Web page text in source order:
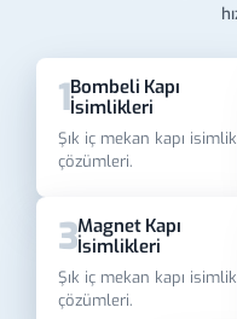
1Bombeli Kapı
İsimlikleri
Şık iç mekan kapı isimlik
çözümleri.
3Magnet Kapı
İsimlikleri
Şık iç mekan kapı isimlik
çözümleri.